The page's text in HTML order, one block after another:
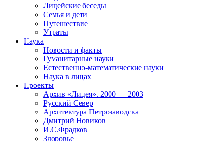
Лицейские беседы
Семья и дети
Путешествие
Утраты
Наука
Новости и факты
Гуманитарные науки
Естественно-математические науки
Наука в лицах
Проекты
Архив «Лицея». 2000 — 2003
Русский Север
Архитектура Петрозаводска
Дмитрий Новиков
И.С.Фрадков
Здоровье